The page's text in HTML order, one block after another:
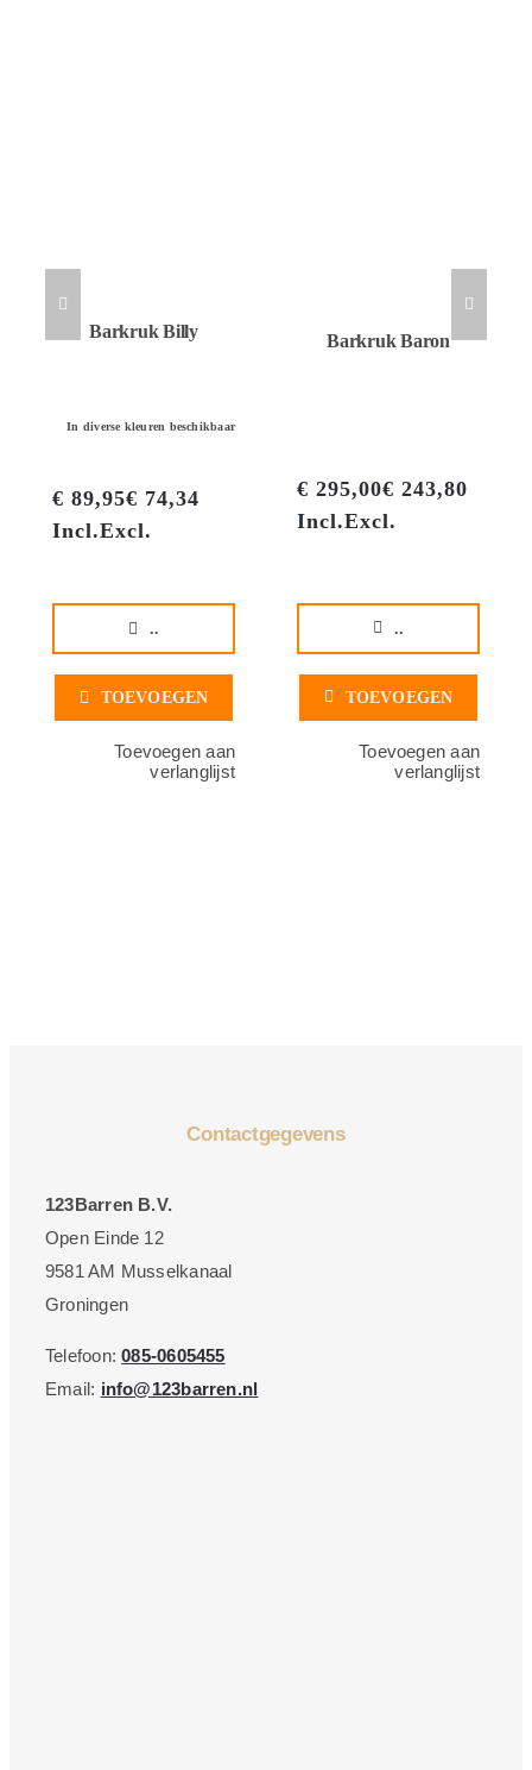
Barkruk Billy
In diverse kleuren beschikbaar
€ 89,95€ 74,34
Incl.Excl.
..
TOEVOEGEN
Toevoegen aan
verlanglijst
Barkruk Baron
€ 295,00€ 243,80
Incl.Excl.
..
TOEVOEGEN
Toevoegen aan
verlanglijst
Contactgegevens
123Barren B.V.
Open Einde 12
9581 AM Musselkanaal
Groningen
Telefoon:085-0605455
Email: info@123barren.nl